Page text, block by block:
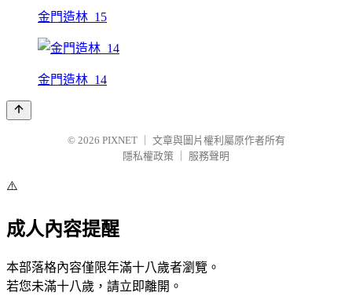
金門造林_15
金門造林_14
© 2026 PIXNET
文章與圖片權利屬原作者所有
隱私權政策
服務聲明
⚠️
成人內容提醒
本部落格內容僅限年滿十八歲者瀏覽。
若您未滿十八歲，請立即離開。